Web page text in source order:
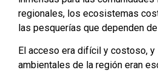
regionales, los ecosistemas
las pesquerías que dependen
El acceso era difícil y costoso,
ambientales de la región eran